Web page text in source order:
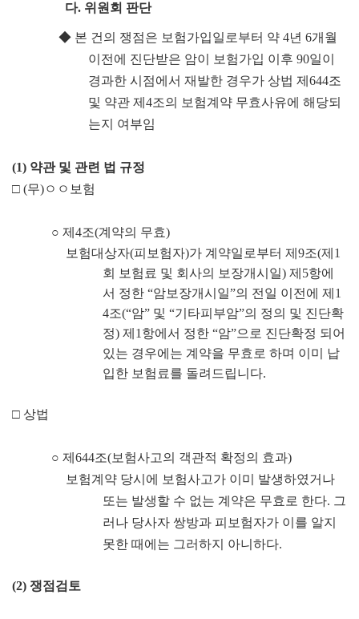
다. 위원회 판단
◆ 본 건의 쟁점은 보험가입일로부터 약 4년 6개월
이전에 진단받은 암이 보험가입 이후90일이
경과한 시점에서 재발한 경우가 상법 제644조
및 약관 제4조의 보험계약 무효사유에 해당되
는지 여부임
(1) 약관 및 관련 법 규정
□ (무)ㅇㅇ 보험
○제4조(계약의 무효)
보험대상자(피보험자)가 계약일로부터 제 9조(제 1
회 보험료 및 회사의 보장개시일)제 5항에
서 정한“암보장개시일”의 전일 이전에 제 1
4조(“암” 및“기타피부암”의 정의 및 진단확
정)제 1 항에서 정한“암”으로 진단확정 되어
있는 경우에는 계약을 무효로 하며 이미 납
입한 보험료를 돌려드립니다.
□ 상법
○제644조(보험사고의 객관적 확정의 효과)
보험계약 당시에 보험사고가 이미 발생하였거나
또는 발생할 수 없는 계약은 무효로 한다. 그
러나 당사자 쌍방과 피보험자가 이를 알지
못한 때에는 그러하지 아니하다.
(2) 쟁점검토